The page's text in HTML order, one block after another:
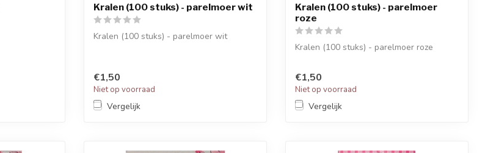
Kralen (100 stuks) - parelmoer wit
Kralen (100 stuks) - parelmoer wit
€1,50
Niet op voorraad
Vergelijk
Kralen (100 stuks) - parelmoer
roze
Kralen (100 stuks) - parelmoer roze
€1,50
Niet op voorraad
Vergelijk